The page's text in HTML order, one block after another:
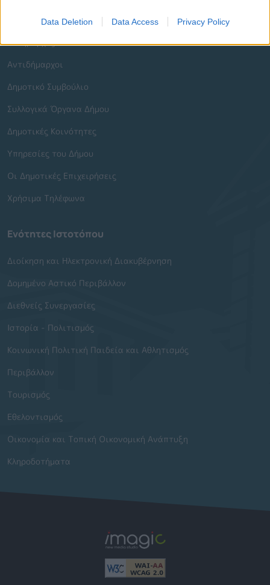
Data Deletion Data Access Privacy Policy
Ο Δήμαρχος
Αντιδήμαρχοι
Δημοτικό Συμβούλιο
Συλλογικά Όργανα Δήμου
Δημοτικές Κοινότητες
Υπηρεσίες του Δήμου
Οι Δημοτικές Επιχειρήσεις
Χρήσιμα Τηλέφωνα
Ενότητες Ιστοτόπου
Διοίκηση και Ηλεκτρονική Διακυβέρνηση
Δομημένο Αστικό Περιβάλλον
Διεθνείς Συνεργασίες
Ιστορία - Πολιτισμός
Κοινωνική Πολιτική Παιδεία και Αθλητισμός
Περιβάλλον
Τουρισμός
Εθελοντισμός
Οικονομία και Τοπική Οικονομική Ανάπτυξη
Κληροδοτήματα